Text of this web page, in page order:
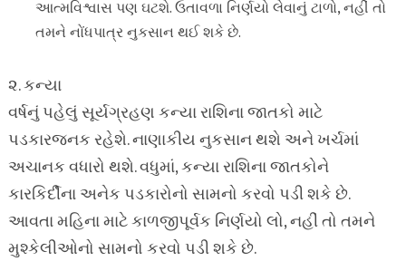
આત્મવિશ્વાસ પણ ઘટશે. ઉતાવળા નિર્ણયો લેવાનું ટાળો, નહીં તો
તમને નોંધપાત્ર નુકસાન થઈ શકે છે.
૨. કન્યા
વર્ષનું પહેલું સૂર્યગ્રહણ કન્યા રાશિના જાતકો માટે
પડકારજનક રહેશે. નાણાકીય નુકસાન થશે અને ખર્ચમાં
અચાનક વધારો થશે. વધુમાં, કન્યા રાશિના જાતકોને
કારકિર્દીના અનેક પડકારોનો સામનો કરવો પડી શકે છે.
આવતા મહિના માટે કાળજીપૂર્વક નિર્ણયો લો, નહીં તો તમને
મુશ્કેલીઓનો સામનો કરવો પડી શકે છે.